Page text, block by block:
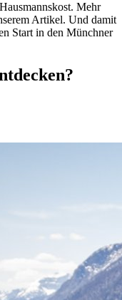
Mehr
Artikel. Und damit
Start in den Münchner